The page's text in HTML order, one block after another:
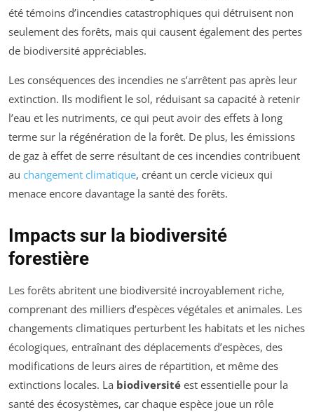
été témoins d’incendies catastrophiques qui détruisent non
seulement des forêts, mais qui causent également des pertes
de biodiversité appréciables.
Les conséquences des incendies ne s’arrêtent pas après leur
extinction. Ils modifient le sol, réduisant sa capacité à retenir
l’eau et les nutriments, ce qui peut avoir des effets à long
terme sur la régénération de la forêt. De plus, les émissions
de gaz à effet de serre résultant de ces incendies contribuent
au changement climatique, créant un cercle vicieux qui
menace encore davantage la santé des forêts.
Impacts sur la biodiversité
forestière
Les forêts abritent une biodiversité incroyablement riche,
comprenant des milliers d’espèces végétales et animales. Les
changements climatiques perturbent les habitats et les niches
écologiques, entraînant des déplacements d’espèces, des
modifications de leurs aires de répartition, et même des
extinctions locales. La biodiversité est essentielle pour la
santé des écosystèmes, car chaque espèce joue un rôle